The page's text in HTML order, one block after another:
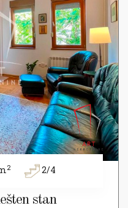
2 2/4
stan